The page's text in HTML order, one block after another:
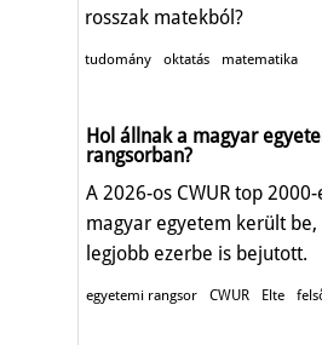
rosszak matekból?
tudomány oktatás matematika
Hol állnak a magyar
rangsorban?
A 2026-os CWUR top
magyar egyetem került be,
legjobb ezerbe is bejutott.
egyetemi rangsor CWUR Elte